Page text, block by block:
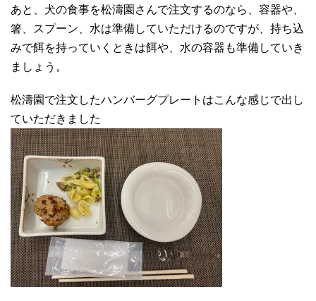
あと、犬の食事を松濤園さんで注文するのなら、容器や、
箸、スプーン、水は準備していただけるのですが、持ち込
みで餌を持っていくときは餌や、水の容器も準備していき
ましょう。
松濤園で注文したハンバーグプレートはこんな感じで出し
ていただきました